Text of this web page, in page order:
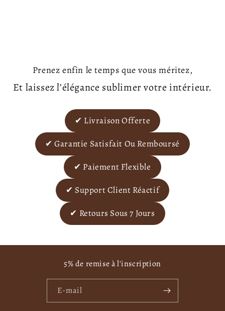
Prenez enfin le temps que vous méritez,
Et laissez l’élégance sublimer votre intérieur.
✔ Livraison Offerte
✔ Garantie Satisfait Ou Remboursé
✔ Paiement Flexible
✔ Support Client Réactif
✔ Retours Sous 7 Jours
5% de remise à l'inscription
E-mail